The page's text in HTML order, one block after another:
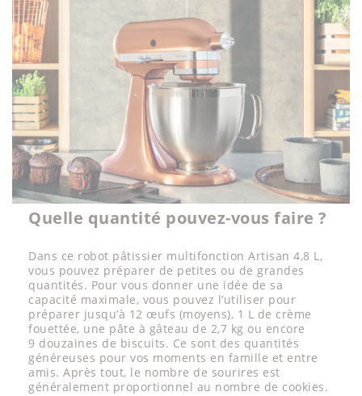
Quelle quantité pouvez-vous faire ?
Dans ce robot pâtissier multifonction Artisan 4,8 L,
vous pouvez préparer de petites ou de grandes
quantités. Pour vous donner une idée de sa
capacité maximale, vous pouvez l’utiliser pour
préparer jusqu’à 12 œufs (moyens), 1 L de crème
fouettée, une pâte à gâteau de 2,7 kg ou encore
9 douzaines de biscuits. Ce sont des quantités
généreuses pour vos moments en famille et entre
amis. Après tout, le nombre de sourires est
généralement proportionnel au nombre de cookies.